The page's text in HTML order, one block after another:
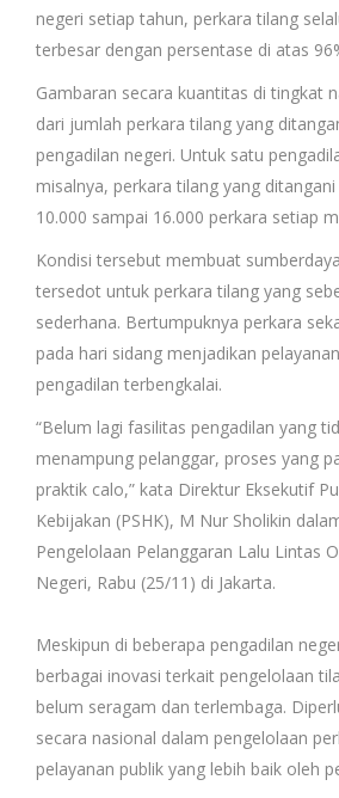
negeri setiap tahun, perkara tilang
terbesar dengan persentase di atas
Gambaran secara kuantitas di tingkat
dari jumlah perkara tilang yang
pengadilan negeri. Untuk satu
misalnya, perkara tilang yang
10.000 sampai 16.000 perkara setiap
Kondisi tersebut membuat
tersedot untuk perkara tilang yang
sederhana. Bertumpuknya perkara
pada hari sidang menjadikan
pengadilan terbengkalai.
“Belum lagi fasilitas pengadilan yang
menampung pelanggar, proses yang
praktik calo,” kata ‎Direktur Eksekutif
Kebijakan (PSHK), M Nur Sholikin
Pengelolaan Pelanggaran Lalu Lintas
Negeri‎, Rabu (25/11) di Jakarta.
Meskipun di beberapa pengadilan
berbagai inovasi terkait pengelolaan
belum seragam dan terlembaga.
secara nasional dalam pengelolaan
pelayanan publik yang lebih baik oleh